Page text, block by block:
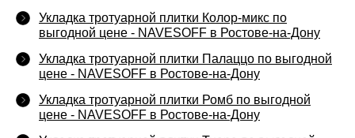
Укладка тротуарной плитки Колор-микс по
выгодной цене - NAVESOFF в Ростове-на-Дону
Укладка тротуарной плитки Палаццо по выгодной
цене - NAVESOFF в Ростове-на-Дону
Укладка тротуарной плитки Ромб по выгодной
цене - NAVESOFF в Ростове-на-Дону